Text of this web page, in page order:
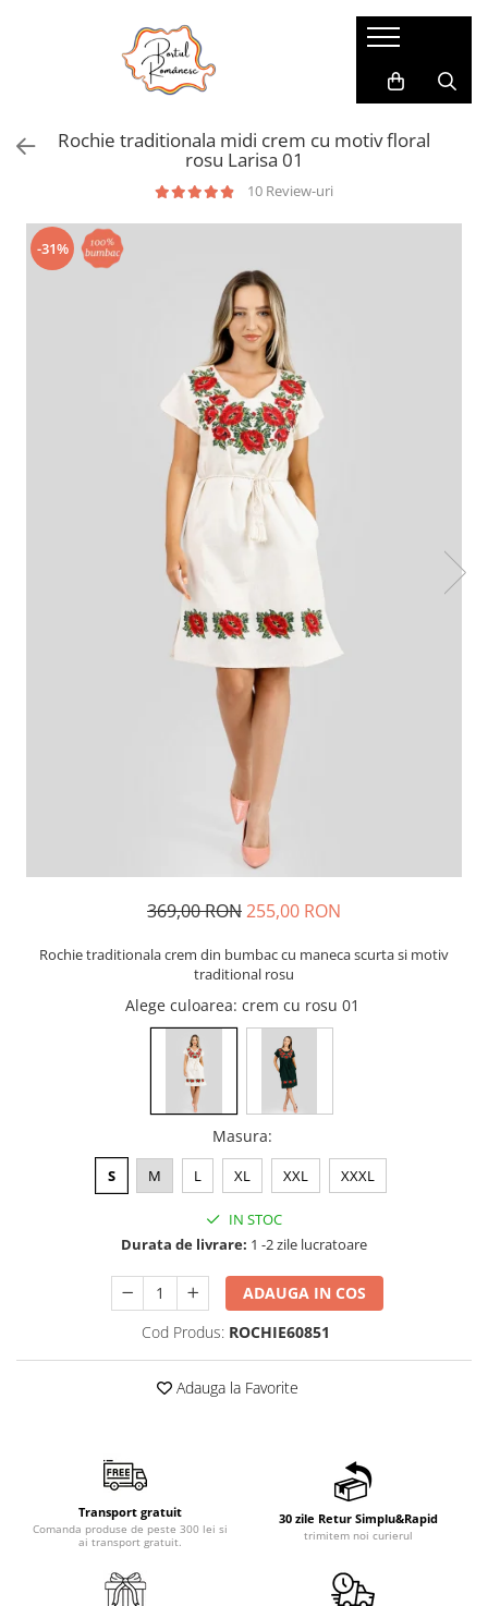
Pijamale Dama Marimi Mari
Pijamale Baieti
Pijamale Fetite
Imbracaminte copii
Imbracaminte Baieti
Rochie traditionala midi crem cu motiv floral
rosu Larisa 01
10 Review-uri
-31%
369,00 RON255,00 RON
Rochie traditionala crem din bumbac cu maneca scurta si motiv
traditional rosu
Alege culoarea: crem cu rosu 01
Masura:
S M L XL XXL XXXL
IN STOC
Durata de livrare: 1 -2 zile lucratoare
ADAUGA IN COS
Cod Produs: ROCHIE60851
Adauga la Favorite
Transport gratuit
Comanda produse de peste 300 lei si
ai transport gratuit.
30 zile Retur Simplu&Rapid
trimitem noi curierul